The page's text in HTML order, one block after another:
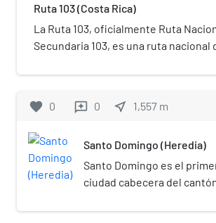
Ruta 103 (Costa Rica)
La Ruta 103, oficialmente Ruta
Secundaria 103, es una ruta nacional
favorite 0 reviews 0 near_me 1,557 m
Santo Domingo (Heredia)
Santo Domingo es el
ciudad cabecera del cantón
de Costa Rica.[2]​ El